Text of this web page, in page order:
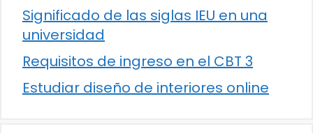
Significado de las siglas IEU en una
universidad
Requisitos de ingreso en el CBT 3
Estudiar diseño de interiores online